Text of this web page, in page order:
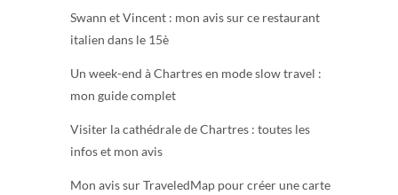
Swann et Vincent : mon avis sur ce restaurant
italien dans le 15è
Un week-end à Chartres en mode slow travel :
mon guide complet
Visiter la cathédrale de Chartres : toutes les
infos et mon avis
Mon avis sur TraveledMap pour créer une carte